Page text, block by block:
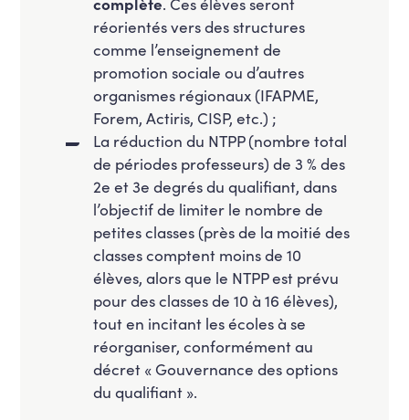
réorientés vers des structures
comme l’enseignement de
promotion sociale ou d’autres
organismes régionaux (IFAPME,
Forem, Actiris, CISP, etc.) ;
La réduction du NTPP (nombre total
de périodes professeurs) de 3 % des
2e et 3e degrés du qualifiant, dans
l’objectif de limiter le nombre de
petites classes (près de la moitié des
classes comptent moins de 10
élèves, alors que le NTPP est prévu
pour des classes de 10 à 16 élèves),
tout en incitant les écoles à se
réorganiser, conformément au
décret « Gouvernance des options
du qualifiant ».